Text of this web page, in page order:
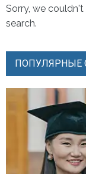
Sorry, we
search.
ПОПУЛЯРНЫЕ